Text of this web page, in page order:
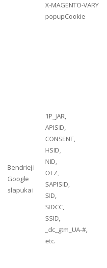
X-MAGENTO-VARY
popupCookie
Bendrieji
Google
slapukai
1P_JAR,
APISID,
CONSENT,
HSID,
NID,
OTZ,
SAPISID,
SID,
SIDCC,
SSID,
_dc_gtm_UA-#,
etc.